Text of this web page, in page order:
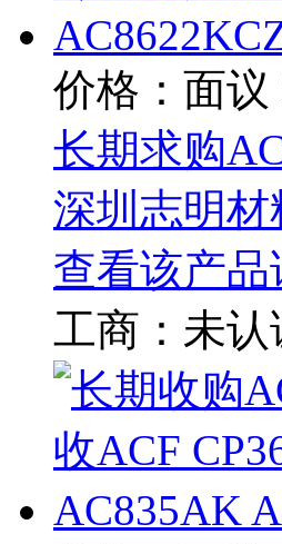
价格：面议
长期求购
深圳志明材
查看该产品
工商： 未认